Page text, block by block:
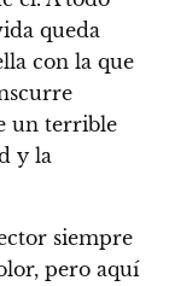
queda
con la que
un terrible
y la
siempre
pero aquí